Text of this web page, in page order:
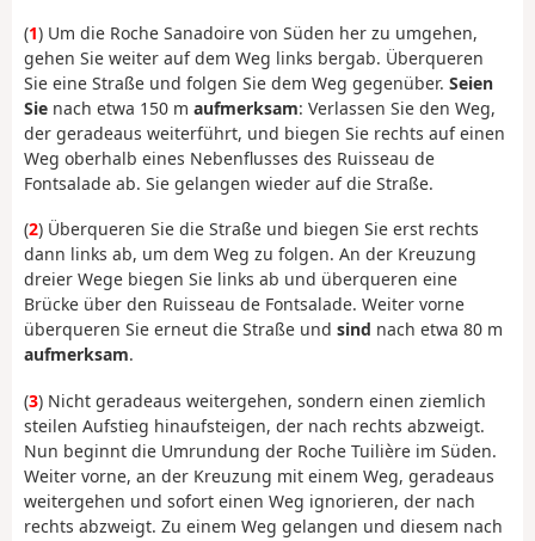
(1) Um die Roche Sanadoire von Süden her zu umgehen,
gehen Sie weiter auf dem Weg links bergab. Überqueren
Sie eine Straße und folgen Sie dem Weg gegenüber. Seien
Sie nach etwa 150 m aufmerksam: Verlassen Sie den Weg,
der geradeaus weiterführt, und biegen Sie rechts auf einen
Weg oberhalb eines Nebenflusses des Ruisseau de
Fontsalade ab. Sie gelangen wieder auf die Straße.
(2) Überqueren Sie die Straße und biegen Sie erst rechts
dann links ab, um dem Weg zu folgen. An der Kreuzung
dreier Wege biegen Sie links ab und überqueren eine
Brücke über den Ruisseau de Fontsalade. Weiter vorne
überqueren Sie erneut die Straße und sind nach etwa 80 m
aufmerksam.
(3) Nicht geradeaus weitergehen, sondern einen ziemlich
steilen Aufstieg hinaufsteigen, der nach rechts abzweigt.
Nun beginnt die Umrundung der Roche Tuilière im Süden.
Weiter vorne, an der Kreuzung mit einem Weg, geradeaus
weitergehen und sofort einen Weg ignorieren, der nach
rechts abzweigt. Zu einem Weg gelangen und diesem nach